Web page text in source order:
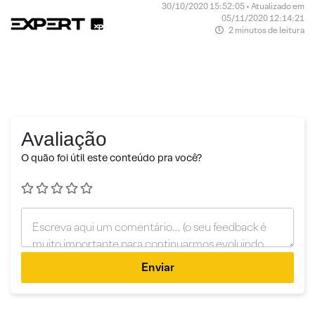
30/10/2020 15:52:05 • Atualizado em
05/11/2020 12:14:21
2 minutos de leitura
Avaliação
O quão foi útil este conteúdo pra você?
Enviar